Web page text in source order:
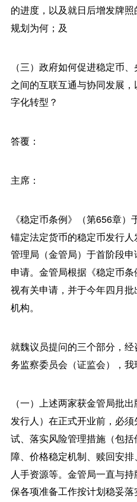
的进度，以及就日后增发牌
规划为何；及
（三）政府如何促进稳定币
之间的互联互通与协同发展
字化转型？
答覆：
主席：
《稳定币条例》（第656章
锚定法定货币的稳定币发行
管理局（金管局）于首阶段
申请。金管局根据《稳定币
视有关申请，并于今年四月
机构。
就魏议员提问的三个部分，
务监察委员会（证监会），我
（一）上述两家获金管局批
发行人）在正式开业前，必
试、落实风险管理措施（包
障、价格稳定机制、赎回安
人手资源等。金管局一直与
保各项准备工作按计划稳妥落